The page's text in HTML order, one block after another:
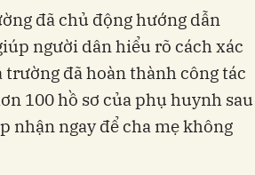
đã chủ động hướng dẫn
người dân hiểu rõ cách xác
đã hoàn thành công tác
100 hồ sơ của phụ huynh sau
nhận ngay để cha mẹ không